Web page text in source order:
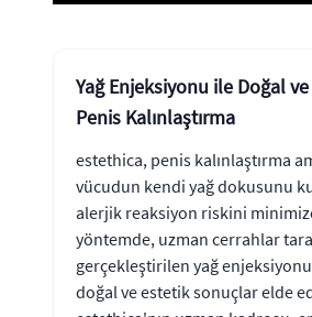
Yağ Enjeksiyonu ile Doğal
Penis Kalınlaştırma
estethica, penis kalınlaştırma
vücudun kendi yağ dokusunu
alerjik reaksiyon riskini
yöntemde, uzman cerrahlar
gerçekleştirilen yağ
doğal ve estetik sonuçlar elde